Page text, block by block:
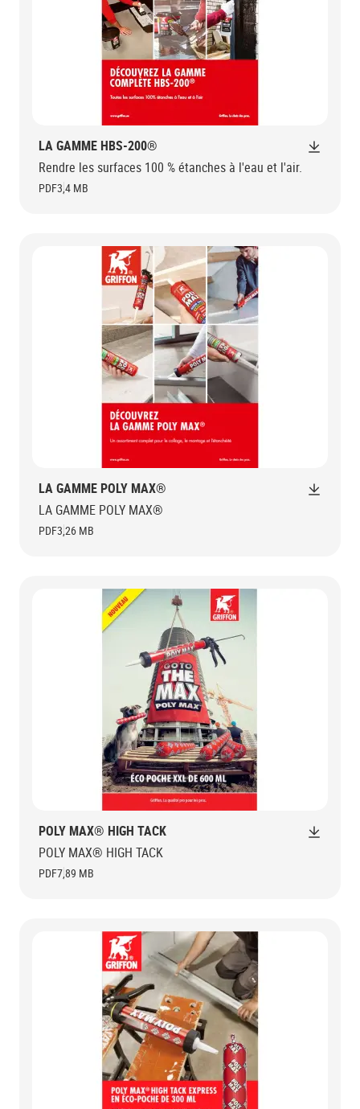
LA GAMME HBS-200®
Rendre les surfaces 100 % étanches à l'eau et l'air.
PDF3,4 MB
LA GAMME POLY MAX®
LA GAMME POLY MAX®
PDF3,26 MB
POLY MAX® HIGH TACK
POLY MAX® HIGH TACK
PDF7,89 MB